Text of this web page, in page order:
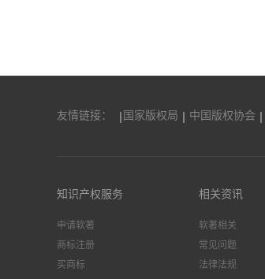
友情链接： 国家版权局 中国版权协会
知识产权服务
申请软著
商标注册
买商标
相关资讯
软著相关
常见问题
法律法规